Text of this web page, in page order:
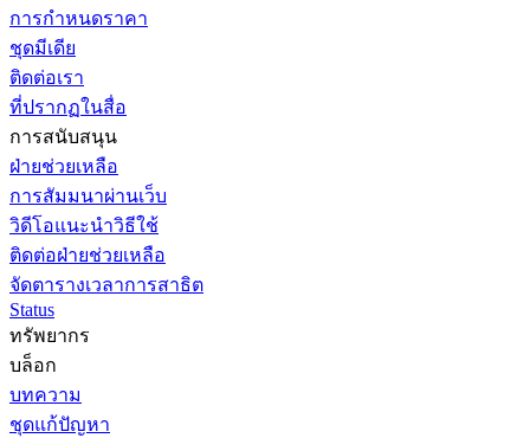
การกำหนดราคา
ชุดมีเดีย
ติดต่อเรา
ที่ปรากฏในสื่อ
การสนับสนุน
ฝ่ายช่วยเหลือ
การสัมมนาผ่านเว็บ
วิดีโอแนะนำวิธีใช้
ติดต่อฝ่ายช่วยเหลือ
จัดตารางเวลาการสาธิต
Status
ทรัพยากร
บล็อก
บทความ
ชุดแก้ปัญหา